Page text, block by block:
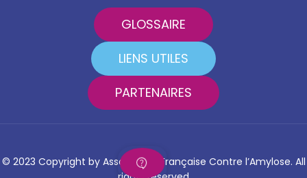
GLOSSAIRE
LIENS UTILES
PARTENAIRES
© 2023 Copyright by Association Française Contre l’Amylose. All